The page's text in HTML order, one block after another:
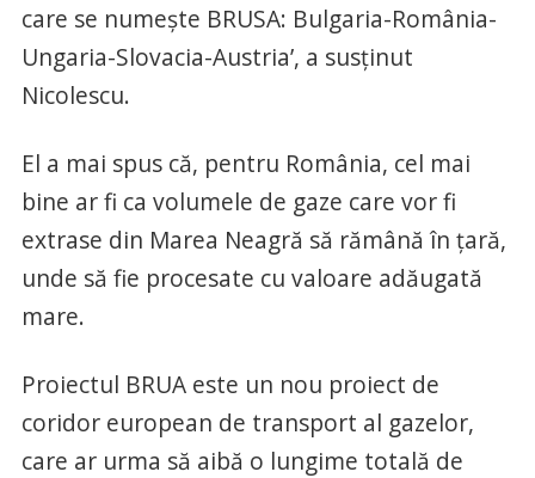
care se numeşte BRUSA: Bulgaria-România-
Ungaria-Slovacia-Austria’, a susţinut
Nicolescu.
El a mai spus că, pentru România, cel mai
bine ar fi ca volumele de gaze care vor fi
extrase din Marea Neagră să rămână în ţară,
unde să fie procesate cu valoare adăugată
mare.
Proiectul BRUA este un nou proiect de
coridor european de transport al gazelor,
care ar urma să aibă o lungime totală de